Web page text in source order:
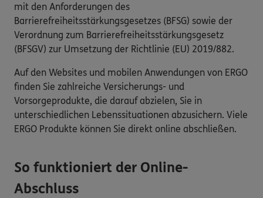
mit den Anforderungen des
Barrierefreiheitsstärkungsgesetzes (BFSG) sowie der
Verordnung zum Barrierefreiheitsstärkungsgesetz
(BFSGV) zur Umsetzung der Richtlinie (EU) 2019/882.
Auf den Websites und mobilen Anwendungen von ERGO
finden Sie zahlreiche Versicherungs- und
Vorsorgeprodukte, die darauf abzielen, Sie in
unterschiedlichen Lebenssituationen abzusichern. Viele
ERGO Produkte können Sie direkt online abschließen.
So funktioniert der Online-
Abschluss